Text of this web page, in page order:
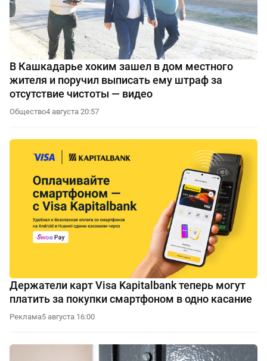
В Кашкадарье хоким зашел в дом местного
жителя и поручил выписать ему штраф за
отсутствие чистоты — видео
Общество4 августа 20:57
Держатели карт Visa Kapitalbank теперь могут
платить за покупки смартфоном в одно касание
Реклама5 августа 16:00